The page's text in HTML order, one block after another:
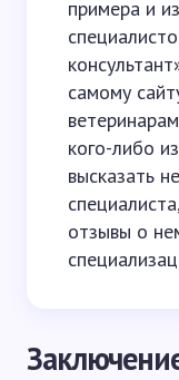
примера и
самому
кого-либо
высказать
отзывы о